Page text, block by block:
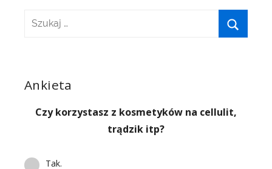
Ankieta
Czy korzystasz z kosmetyków na cellulit,
trądzik itp?
Tak.